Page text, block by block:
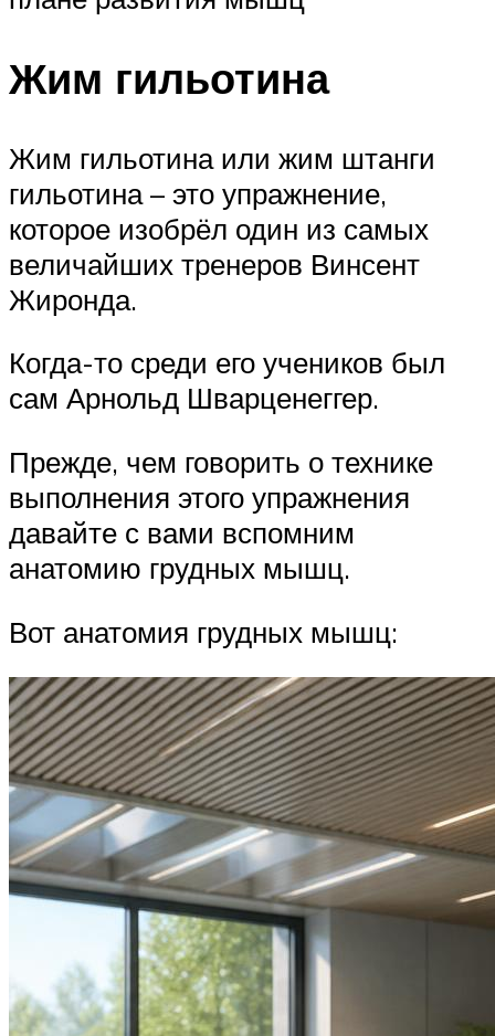
Жим гильотина
Жим гильотина или жим штанги
гильотина – это упражнение,
которое изобрёл один из самых
величайших тренеров Винсент
Жиронда.
Когда-то среди его учеников был
сам Арнольд Шварценеггер.
Прежде, чем говорить о технике
выполнения этого упражнения
давайте с вами вспомним
анатомию грудных мышц.
Вот анатомия грудных мышц: